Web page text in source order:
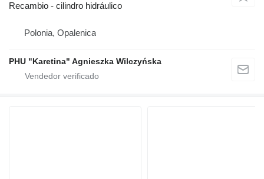
Recambio - cilindro hidráulico
Polonia, Opalenica
PHU "Karetina" Agnieszka Wilczyńska